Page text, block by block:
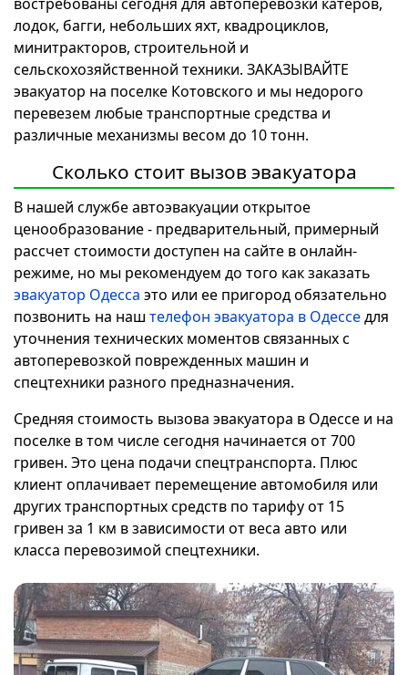
лодок, багги, небольших яхт, квадроциклов,
минитракторов, строительной и
сельскохозяйственной техники. ЗАКАЗЫВАЙТЕ
эвакуатор на поселке Котовского и мы недорого
перевезем любые транспортные средства и
различные механизмы весом до 10 тонн.
Сколько стоит вызов эвакуатора
В нашей службе автоэвакуации открытое
ценообразование - предварительный, примерный
рассчет стоимости доступен на сайте в онлайн-
режиме, но мы рекомендуем до того как заказать
эвакуатор Одесса это или ее пригород обязательно
позвонить на наш телефон эвакуатора в Одесседля
уточнения технических моментов связанных с
автоперевозкой поврежденных машин и
спецтехники разного предназначения.
Средняя стоимость вызова эвакуатора в Одессе и на
поселке в том числе сегодня начинается от 700
гривен. Это цена подачи спецтранспорта. Плюс
клиент оплачивает перемещение автомобиля или
других транспортных средств по тарифу от 15
гривен за 1 км в зависимости от веса авто или
класса перевозимой спецтехники.